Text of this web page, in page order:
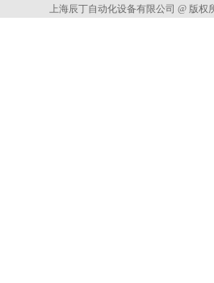
上海辰丁自动化设备有限公司 @ 版权